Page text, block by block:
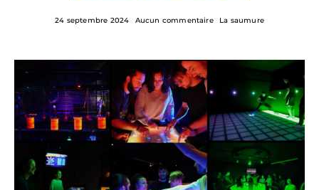
24 septembre 2024 Aucun commentaire La saumure